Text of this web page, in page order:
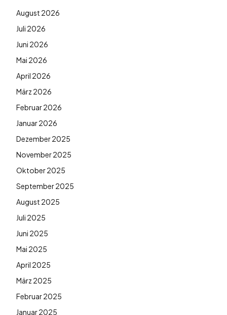
August 2026
Juli 2026
Juni 2026
Mai 2026
April 2026
März 2026
Februar 2026
Januar 2026
Dezember 2025
November 2025
Oktober 2025
September 2025
August 2025
Juli 2025
Juni 2025
Mai 2025
April 2025
März 2025
Februar 2025
Januar 2025